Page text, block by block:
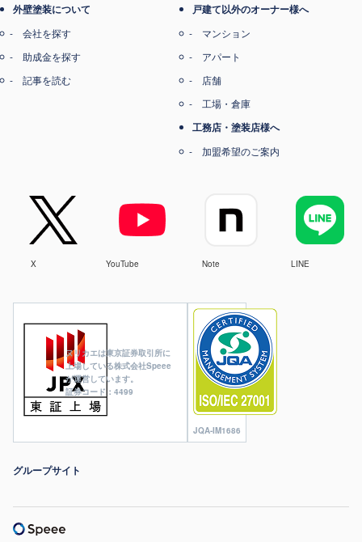
ヌリカエは東京証券取引所に
上場している株式会社Speee
が運営しています。
証券コード：4499
JQA-IM1686
外壁塗装について
会社を探す
助成金を探す
記事を読む
戸建て以外のオーナー様へ
マンション
アパート
店舗
工場・倉庫
工務店・塗装店様へ
加盟希望のご案内
X YouTube Note LINE
グループサイト